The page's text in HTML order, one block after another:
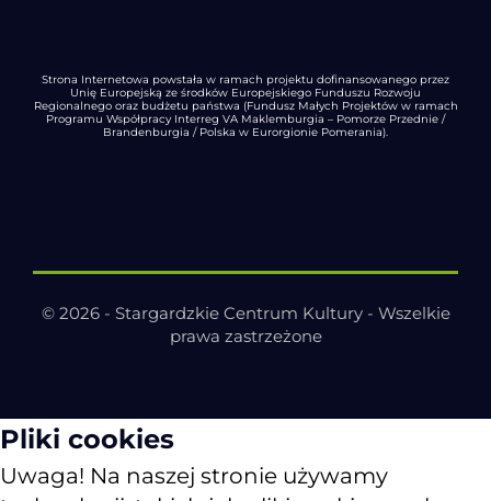
Strona Internetowa powstała w ramach projektu dofinansowanego przez
Unię Europejską ze środków Europejskiego Funduszu Rozwoju
Regionalnego oraz budżetu państwa (Fundusz Małych Projektów w ramach
Programu Współpracy Interreg VA Maklemburgia – Pomorze Przednie /
Brandenburgia / Polska w Eurorgionie Pomerania).
© 2026 - Stargardzkie Centrum Kultury - Wszelkie
prawa zastrzeżone
Pliki cookies
Uwaga! Na naszej stronie używamy